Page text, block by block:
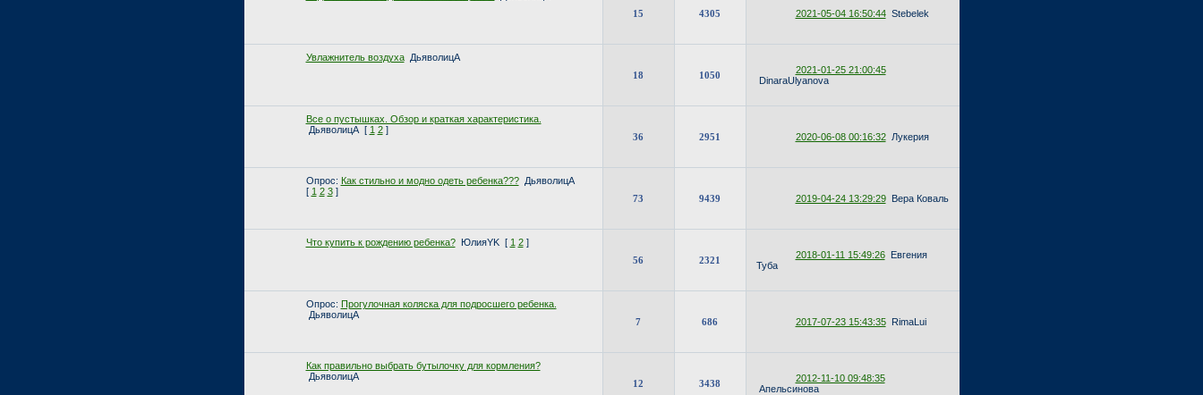
15
4305 2021-05-04 16:50:44 Stebelek
Увлажнитель воздуха
ДьяволицА
18
1050
2021-01-25 21:00:45
DinaraUlyanova
Все о пустышках. Обзор и краткая характеристика.
ДьяволицА [ 1 2 ]
36 2951 2020-06-08 00:16:32 Лукерия
Опрос: Как стильно и модно одеть ребенка???
ДьяволицА
[ 1 2 3 ]
73 9439 2019-04-24 13:29:29 Вера Коваль
Что купить к рождению ребенка? ЮлияYK [ 1 2 ]
56
2321 2018-01-11 15:49:26
Евгения
Туба
Опрос: Прогулочная коляска для подросшего ребенка.
ДьяволицА
7 686 2017-07-23 15:43:35 RimaLui
Как правильно выбрать бутылочку для кормления?
ДьяволицА
12 3438
2012-11-10 09:48:35
Апельсинова